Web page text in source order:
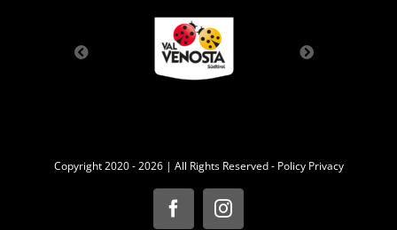
Copyright 2020 -2026 | All Rights Reserved - Policy Privacy
FacebookInstagram